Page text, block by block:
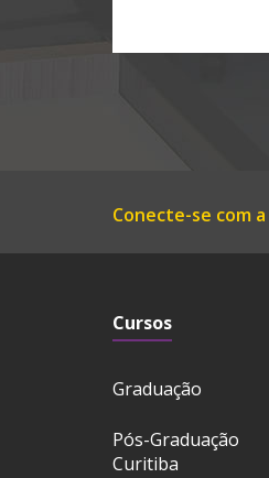
Conecte-se com a
Cursos
Graduação
Pós-Graduação
Curitiba